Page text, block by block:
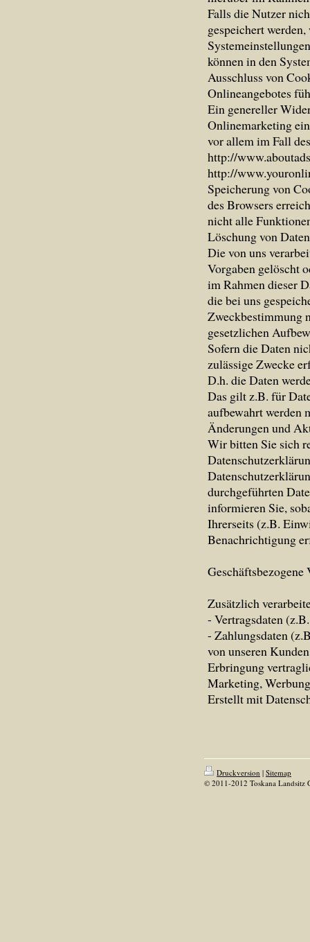
Falls die Nutzer
gespeichert
können in den
Ausschluss von
Onlineangebotes
Ein genereller
Onlinemarketing
vor allem im Fall
http://
http://
Speicherung von
des Browsers
nicht alle
Löschung von Daten
Die von uns
Vorgaben gelöscht
im Rahmen dieser
die bei uns
Zweckbestimmung
gesetzlichen
Sofern die Daten
zulässige Zwecke
D.h. die Daten
Das gilt z.B. für
aufbewahrt werden
Änderungen und
Wir bitten Sie sich
durchgeführten
informieren Sie,
Ihrerseits (z.B.
Benachrichtigung
Geschäftsbezogene
Zusätzlich
- Vertragsdaten
- Zahlungsdaten
von unseren
Erbringung
Marketing,
Erstellt mit
Druckversion | Sitemap
© 2011-2012 Toskana Landsitz